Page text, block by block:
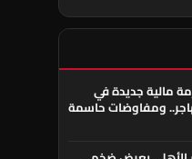
مالية جديدة في
ومفاوضات حاسمة